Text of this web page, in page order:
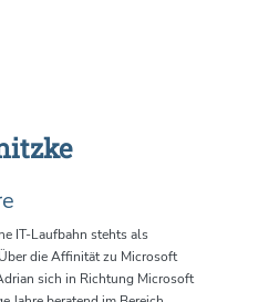
IT-Laufbahn stehts als
die Affinität zu Microsoft
sich in Richtung Microsoft